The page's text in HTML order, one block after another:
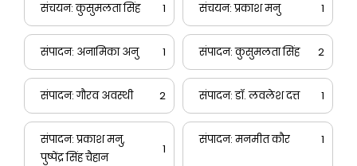
संचयन: कुसुमलता सिंह 1 संचयन: प्रकाश मनु 1
संपादन: अनामिका अनु 1 संपादन: कुसुमलता सिंह 2
संपादन: गौरव अवस्थी 2 संपादन: डॉ. लवलेश दत्त 1
संपादन: प्रकाश मनु,
पुष्पेंद्र सिंह चैहान
1
संपादन: मनमीत कौर 1